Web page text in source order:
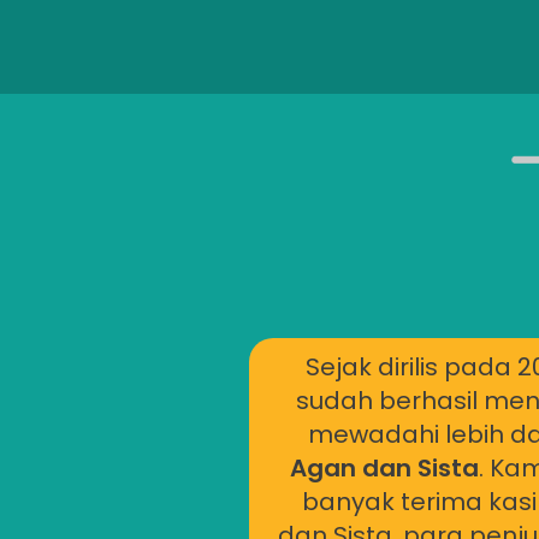
Sejak dirilis pada
sudah berhasil
mewadahi lebih
Agan dan Sista.
banyak terima